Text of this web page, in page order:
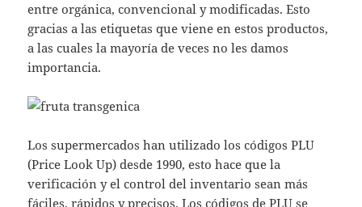
entre orgánica, convencional y modificadas. Esto
gracias a las etiquetas que viene en estos productos,
a las cuales la mayoría de veces no les damos
importancia.
Los supermercados han utilizado los códigos PLU
(Price Look Up) desde 1990, esto hace que la
verificación y el control del inventario sean más
fáciles, rápidos y precisos. Los códigos de PLU se